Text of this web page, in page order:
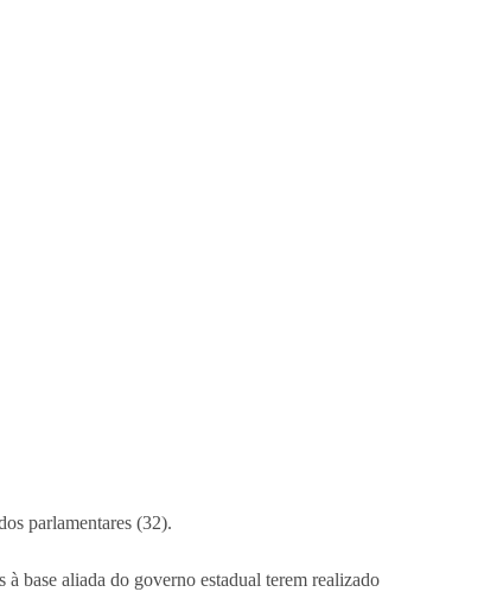
parlamentares (32).
base aliada do governo estadual terem realizado